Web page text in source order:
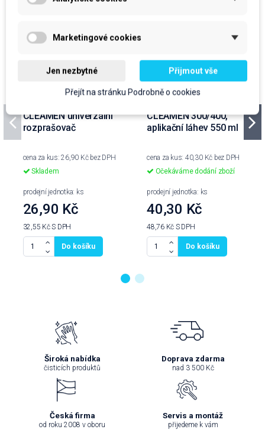
CLEAMEN univerzální
rozprašovač
cena za kus: 26,90 Kč bez DPH
Skladem
prodejní jednotka: ks
26,90 Kč
32,55 KčS DPH
Do košíku
CLEAMEN 300/400,
aplikační láhev 550 ml
cena za kus: 40,30 Kč bez DPH
Očekáváme dodání zboží
prodejní jednotka: ks
40,30 Kč
48,76 Kč S DPH
Do košíku
Široká nabídka
čisticích produktů
Doprava zdarma
nad 3 500 Kč
Česká firma
od roku 2008 v oboru
Servis a montáž
přijedeme k vám
Marketingové cookies
Jen nezbytné Přijmout vše
Přejít na stránku Podrobně o cookies